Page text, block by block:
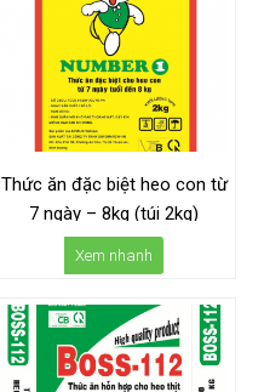
Thức ăn đặc biệt heo con từ
7 ngày – 8kg (túi 2kg)
Xem nhanh